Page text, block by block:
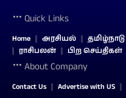
Quick Links
Home அரசியல் தமிழ்நாடு
ராசிபலன்
பிற செய்திகள்
About Company
Contact Us Advertise with US